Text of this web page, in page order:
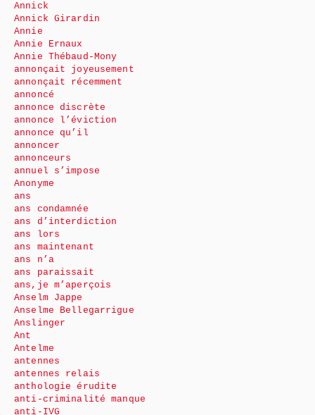
Annick
Annick Girardin
Annie
Annie Ernaux
Annie Thébaud-Mony
annonçait joyeusement
annonçait récemment
annoncé
annonce discrète
annonce l’éviction
annonce qu’il
annoncer
annonceurs
annuel s’impose
Anonyme
ans
ans condamnée
ans d’interdiction
ans lors
ans maintenant
ans n’a
ans paraissait
ans,je m’aperçois
Anselm Jappe
Anselme Bellegarrigue
Anslinger
Ant
Antelme
antennes
antennes relais
anthologie érudite
anti-criminalité manque
anti-IVG